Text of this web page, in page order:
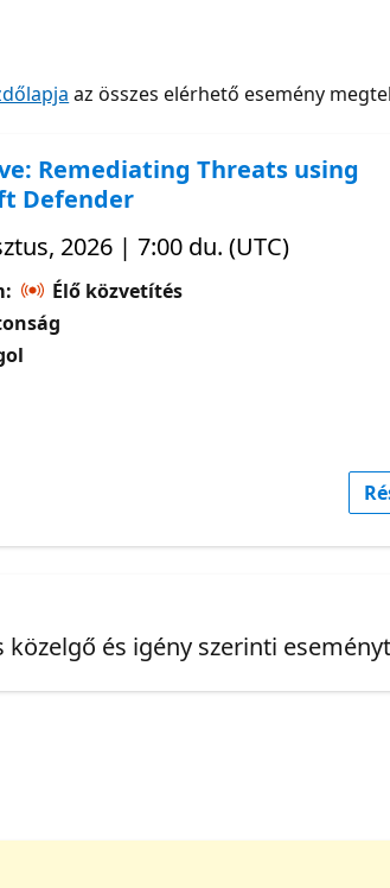
az összes elérhető esemény
Remediating Threats using
Defender
2026 | 7:00 du. (UTC)
Élő közvetítés
közelgő és igény szerinti